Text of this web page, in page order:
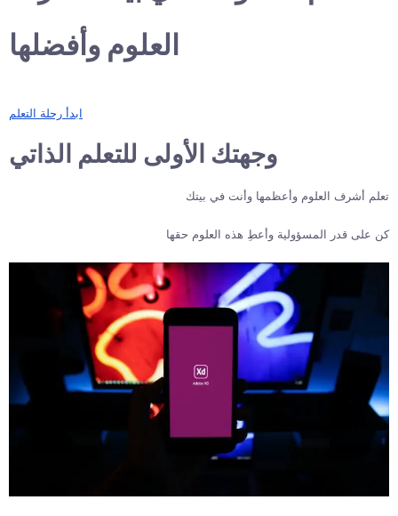
العلوم وأفضلها
ابدأ رحلة التعلم
وجهتك الأولى للتعلم الذاتي
تعلم أشرف العلوم وأعظمها وأنت في بيتك
كن على قدر المسؤولية وأعطِ هذه العلوم حقها